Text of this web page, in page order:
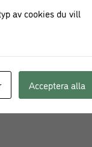
fördjupningar som
dig att baka
de smakar.
hålla och täcks av
av cookies du vill
Acceptera alla